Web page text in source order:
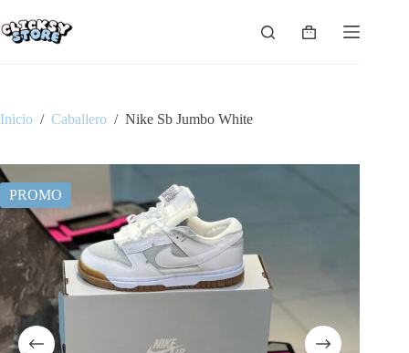
al
contenido
Carro
Inicio / Caballero / Nike Sb Jumbo White
PROMO